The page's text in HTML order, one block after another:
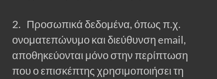
2. Προσωπικά δεδομένα, όπως π.χ.
ονοματεπώνυμο και διεύθυνση email,
αποθηκεύονται μόνο στην περίπτωση
που ο επισκέπτης χρησιμοποιήσει τη